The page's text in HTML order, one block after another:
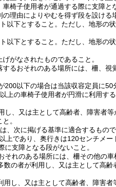
椅子使用者が通過する際に支障と
理由によりやむを得ず段を設ける
以下とすること。 ただし、地形の
以下とすること。 ただし、地形の
がなされたものであること。
るおそれのある場所には、柵、
200以下の場合は当該収容定員に
上の車椅子使用者が円滑に利用す
し、又は主として高齢者、障害者
。
、次に掲げる基準に適合するもので
上であり、奥行きは120センチメー
支障となる段がないこと。
それのある場所には、柵その他の
数の者が利用し、又は主として高
用し、又は主として高齢者、障害